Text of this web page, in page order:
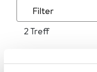
Filter
2 Treff